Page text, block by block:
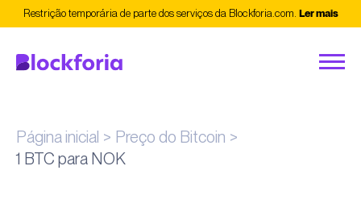
Restrição temporária de parte dos serviços da Blockforia.com. Ler mais
Página inicial
Preço do Bitcoin
1 BTC para NOK